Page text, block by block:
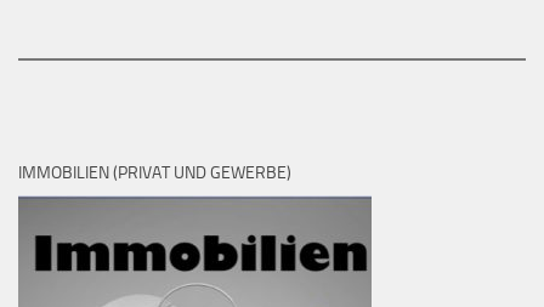
IMMOBILIEN (PRIVAT UND GEWERBE)